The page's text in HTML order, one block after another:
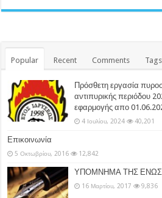
Popular Recent Comments Tags
Πρόσθετη εργασία
αντιπυρικής περιόδου
εφαρμογής απο
4 Ιουλίου, 2024 40,201
Επικοινωνία
5 Οκτωβρίου, 2016 12,842
ΥΠΟΜΝΗΜΑ ΤΗΣ
16 Μαρτίου, 2017 9,836